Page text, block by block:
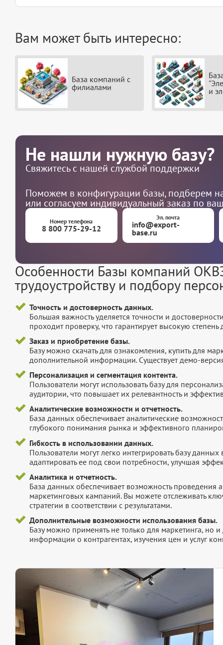
Вам может быть интересно:
База компаний с
филиалами
и
Не нашли нужную базу?
Свяжитесь с нашей службой поддержки
Поможем в конфигурации базы, подберем
или согласуем индивидуальный заказ по
Номер телефона
8 800 775-29-12
Эл. почта
info@export-
base.ru
Особенности Базы компаний
трудоустройству и подбору
Точность и достоверность данных.
Большая важность уделяется точности и
проходит проверку, что гарантирует высокую
Заказ и приобретение базы.
Базу можно скачать для ознакомления, купить для
дополнительной информации. Существует демо-
Персонализация и сегментация контента.
Пользователи могут использовать базу для
аудитории, что повышает их релевантность и
Аналитические возможности и отчетность.
База данных обеспечивает аналитические
глубокого понимания рынка и эффективного
Гибкость в использовании данных.
Пользователи могут легко интегрировать базу
адаптировать ее под свои потребности, улучшая
Аналитика и отчетность.
База данных обеспечивает возможность проведения
маркетинговых кампаний. Вы можете отслеживать
стратегии в соответствии с результатами.
Дополнительные возможности использования базы.
Базу можно применять не только для маркетинга, но
информации о контрагентах, изучения цен и услуг